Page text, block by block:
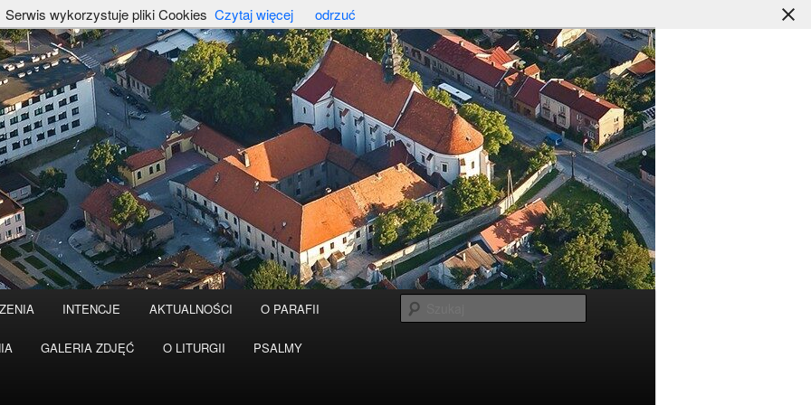
INTENCJE AKTUALNOŚCI O PARAFII
GALERIA ZDJĘĆ O LITURGII PSALMY
Serwis wykorzystuje pliki Cookies Czytaj więcej odrzuć